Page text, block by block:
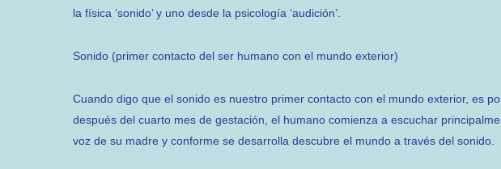
la física ’sonido’ y uno desde la psicología ’audición’.
Sonido (primer contacto del ser humano con el mundo exterior)
Cuando digo que el sonido es nuestro primer contacto con el mundo exterior, es
después del cuarto mes de gestación, el humano comienza a escuchar
voz de su madre y conforme se desarrolla descubre el mundo a través del sonido.